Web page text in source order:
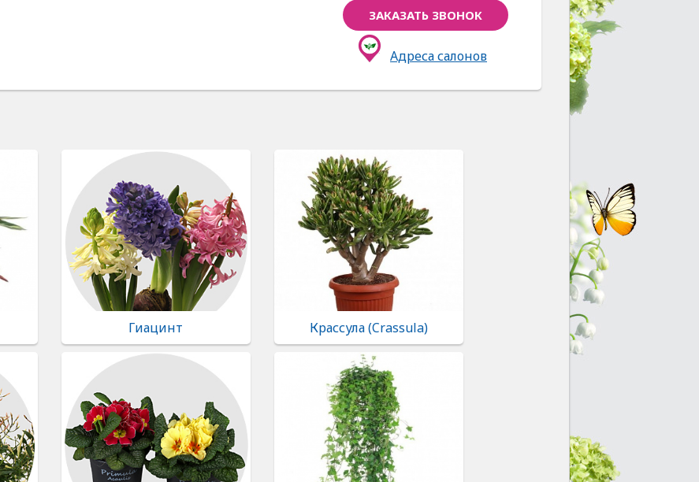
ЗАКАЗАТЬ ЗВОНОК
Адреса салонов
Гиацинт Крассула (Crassula)